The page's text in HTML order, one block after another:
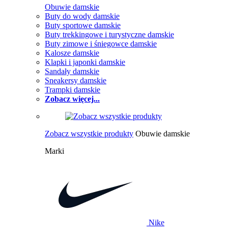
Obuwie damskie
Buty do wody damskie
Buty sportowe damskie
Buty trekkingowe i turystyczne damskie
Buty zimowe i śniegowce damskie
Kalosze damskie
Klapki i japonki damskie
Sandały damskie
Sneakersy damskie
Trampki damskie
Zobacz więcej...
Zobacz wszystkie produkty Obuwie damskie
Marki
Nike